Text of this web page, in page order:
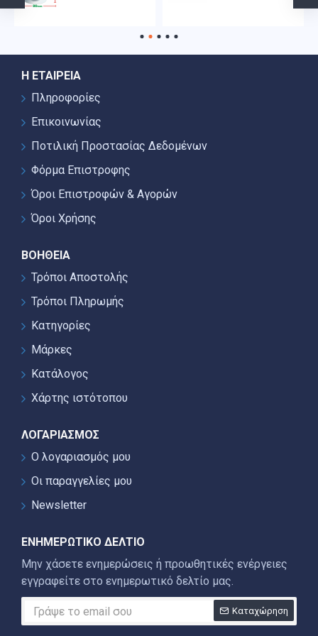
Η ΕΤΑΙΡΕΊΑ
Πληροφορίες
Επικοινωνίας
Ποτιλική Προστασίας Δεδομένων
Φόρμα Επιστροφης
Όροι Επιστροφών & Αγορών
Όροι Χρήσης
ΒΟΉΘΕΙΑ
Τρόποι Αποστολής
Τρόποι Πληρωμής
Κατηγορίες
Μάρκες
Κατάλογος
Χάρτης ιστότοπου
ΛΟΓΑΡΙΑΣΜΌΣ
Ο λογαριασμός μου
Οι παραγγελίες μου
Newsletter
ΕΝΗΜΕΡΩΤΙΚΌ ΔΕΛΤΊΟ
Μην χάσετε ενημερώσεις ή προωθητικές ενέργειες
εγγραφείτε στο ενημερωτικό δελτίο μας.
Καταχώρηση